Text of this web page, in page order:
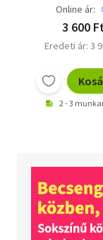
Online ár:
3 600
Eredeti ár: 3
2 - 3